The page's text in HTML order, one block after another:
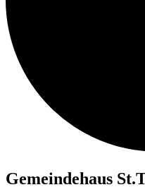
Ge­mein­de­haus